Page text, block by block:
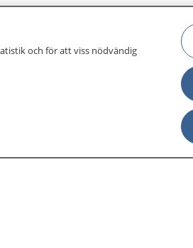
och för att viss nödvändig